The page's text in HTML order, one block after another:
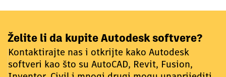
Želite li da kupite Autodesk softvere?
Kontaktirajte nas i otkrijte kako Autodesk
softveri kao što su AutoCAD, Revit, Fusion,